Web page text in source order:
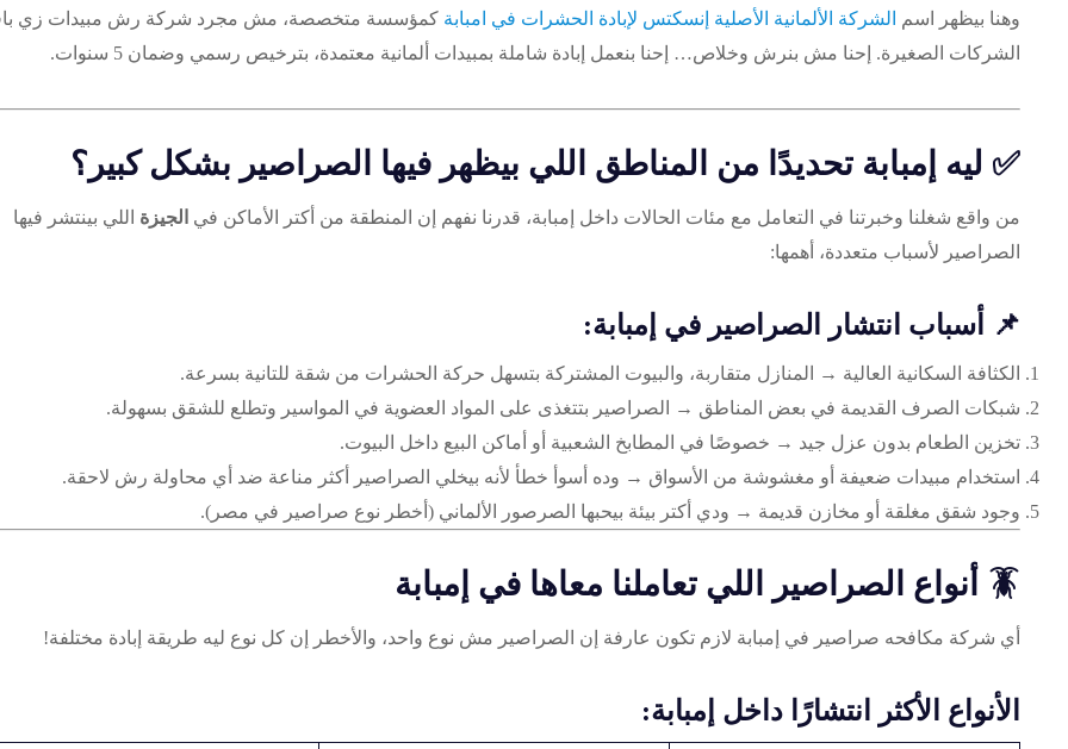
وهنا بيظهر اسم الشركة الألمانية الأصلية إنسكتس لإبادة الحشرات في امبابة كمؤسسة متخصصة، مش مجرد شركة رش مبيدات زي
الشركات الصغيرة. إحنا مش بنرش وخلاص… إحنا بنعمل إبادة شاملة بمبيدات ألمانية معتمدة، بترخيص رسمي وضمان 5 سنوات.
✅ ليه إمبابة تحديدًا من المناطق اللي بيظهر فيها الصراصير بشكل كبير؟
من واقع شغلنا وخبرتنا في التعامل مع مئات الحالات داخل إمبابة، قدرنا نفهم إن المنطقة من أكتر الأماكن في الجيزة اللي بينتشر فيها
الصراصير لأسباب متعددة، أهمها:
📌 أسباب انتشار الصراصير في إمبابة:
الكثافة السكانية العالية → المنازل متقاربة، والبيوت المشتركة بتسهل حركة الحشرات من شقة للتانية بسرعة.
شبكات الصرف القديمة في بعض المناطق → الصراصير بتتغذى على المواد العضوية في المواسير وتطلع للشقق بسهولة.
تخزين الطعام بدون عزل جيد → خصوصًا في المطابخ الشعبية أو أماكن البيع داخل البيوت.
استخدام مبيدات ضعيفة أو مغشوشة من الأسواق → وده أسوأ خطأ لأنه بيخلي الصراصير أكثر مناعة ضد أي محاولة رش لاحقة.
وجود شقق مغلقة أو مخازن قديمة → ودي أكتر بيئة بيحبها الصرصور الألماني (أخطر نوع صراصير في مصر).
🪳 أنواع الصراصير اللي تعاملنا معاها في إمبابة
أي شركة مكافحه صراصير في إمبابة لازم تكون عارفة إن الصراصير مش نوع واحد، والأخطر إن كل نوع ليه طريقة إبادة مختلفة!
الأنواع الأكثر انتشارًا داخل إمبابة: